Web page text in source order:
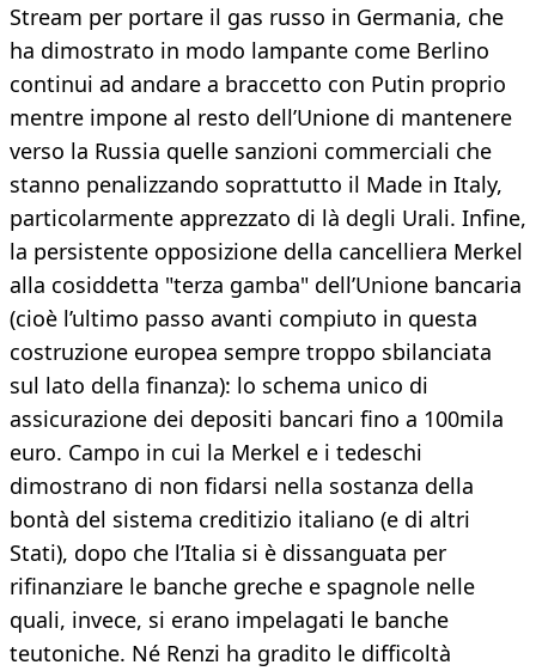
Stream per portare il gas russo in Germania, che
ha dimostrato in modo lampante come Berlino
continui ad andare a braccetto con Putin proprio
mentre impone al resto dell’Unione di mantenere
verso la Russia quelle sanzioni commerciali che
stanno penalizzando soprattutto il Made in Italy,
particolarmente apprezzato di là degli Urali. Infine,
la persistente opposizione della cancelliera Merkel
alla cosiddetta "terza gamba" dell’Unione bancaria
(cioè l’ultimo passo avanti compiuto in questa
costruzione europea sempre troppo sbilanciata
sul lato della finanza): lo schema unico di
assicurazione dei depositi bancari fino a 100mila
euro. Campo in cui la Merkel e i tedeschi
dimostrano di non fidarsi nella sostanza della
bontà del sistema creditizio italiano (e di altri
Stati), dopo che l’Italia si è dissanguata per
rifinanziare le banche greche e spagnole nelle
quali, invece, si erano impelagati le banche
teutoniche. Né Renzi ha gradito le difficoltà